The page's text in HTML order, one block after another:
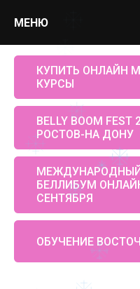
МЕНЮ
КУПИТЬ ОНЛАЙН
КУРСЫ
BELLY BOOM
РОСТОВ-НА ДОНУ
БЕЛЛИБУМ
СЕНТЯБРЯ
ОБУЧЕНИЕ